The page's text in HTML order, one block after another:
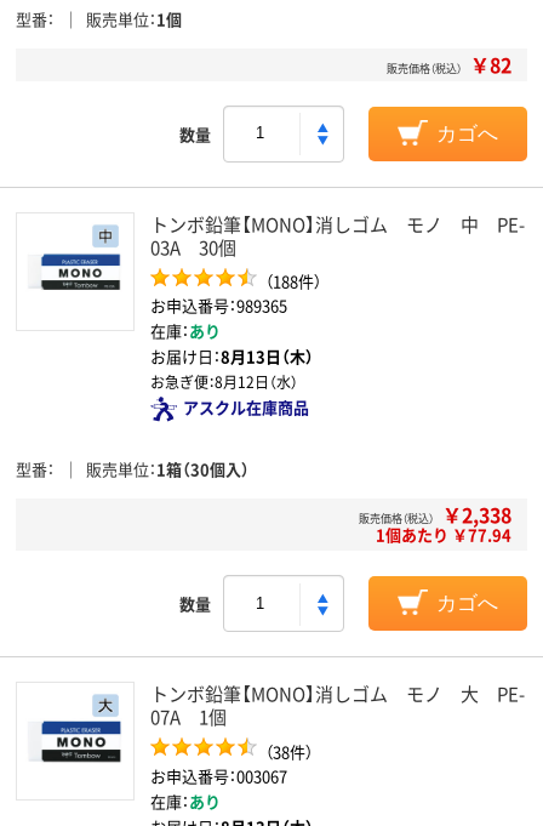
型番 販売単位 1個
販売価格（税込） ￥82
数量 カゴへ
トンボ鉛筆【MONO】消しゴム モノ 中 PE-
03A 30個
（188件）
お申込番号：989365
在庫：あり
お届け日：8月13日（木）
お急ぎ便：8月12日（水）
アスクル在庫商品
型番 販売単位 1箱（30個入）
販売価格（税込） ￥2,338
1個あたり ￥77.94
数量 カゴへ
トンボ鉛筆【MONO】消しゴム モノ 大 PE-
07A 1個
（38件）
お申込番号：003067
在庫：あり